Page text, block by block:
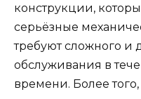
конструкции,
серьёзные
требуют сложного и
обслуживания в
времени. Более